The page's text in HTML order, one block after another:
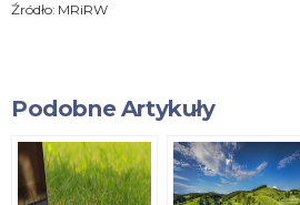
Źródło: MRiRW
Podobne Artykuły